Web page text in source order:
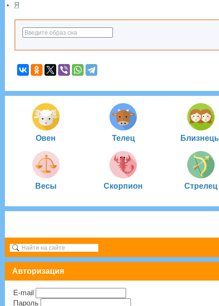
Я
Овен Телец
Весы Скорпион Стрелец
Авторизация
E-mail
Пароль